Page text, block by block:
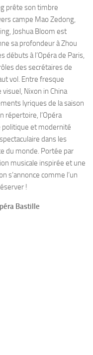
prête son timbre
campe Mao Zedong,
Joshua Bloom est
sa profondeur à Zhou
débuts à l’Opéra de Paris,
des secrétaires de
vol. Entre fresque
Nixon in China
lyriques de la saison
répertoire, l’Opéra
politique et modernité
dans les
du monde. Portée par
musicale inspirée et une
s’annonce comme l’un
!
Bastille